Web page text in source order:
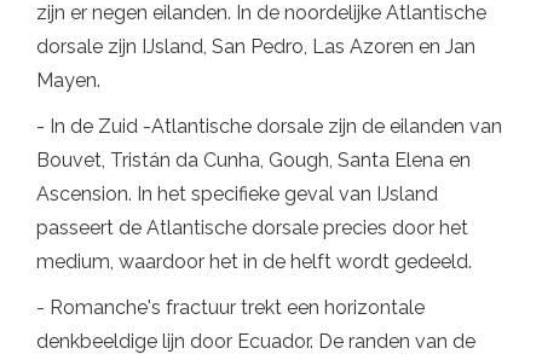
zijn er negen eilanden. In de noordelijke Atlantische
dorsale zijn IJsland, San Pedro, Las Azoren en Jan
Mayen.
- In de Zuid -Atlantische dorsale zijn de eilanden van
Bouvet, Tristán da Cunha, Gough, Santa Elena en
Ascension. In het specifieke geval van IJsland
passeert de Atlantische dorsale precies door het
medium, waardoor het in de helft wordt gedeeld.
- Romanche's fractuur trekt een horizontale
denkbeeldige lijn door Ecuador. De randen van de